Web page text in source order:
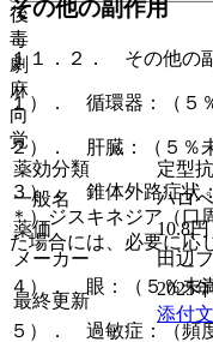
その他の副作用
１１．２． その他の
１）． 循環器：（５
２）． 肝臓：（５％
３）． 錐体外路症状
＊）ジスキネジア（口
た場合には、必要に応
４）． 眼：（５％未
５）． 過敏症：（頻
後
毒
劇
麻
向
覚
薬効分類
定型
一般名
ハロ
薬価
10.8円
メーカー
田辺
最終更新
2025
添付